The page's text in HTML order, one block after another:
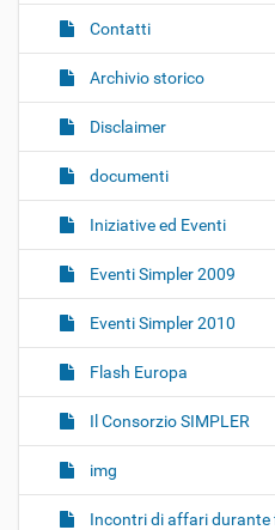
Contatti
Archivio storico
Disclaimer
documenti
Iniziative ed Eventi
Eventi Simpler 2009
Eventi Simpler 2010
Flash Europa
Il Consorzio SIMPLER
img
Incontri di affari durante